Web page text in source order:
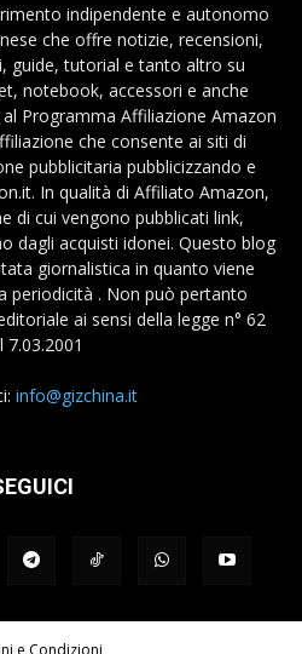
indipendente e autonomo
che offre notizie, recensioni,
guide, tutorial e tanto altro su
notebook, accessori e anche
Programma Affiliazione Amazon
che consente ai siti di
pubblicitaria pubblicizzando e
In qualità di Affiliato Amazon,
di cui vengono pubblicati link,
dagli acquisti idonei. Questo blog
giornalistica in quanto viene
periodicità . Non può pertanto
ai sensi della legge n° 62
7.03.2001
info@gizchina.it
e Condizioni